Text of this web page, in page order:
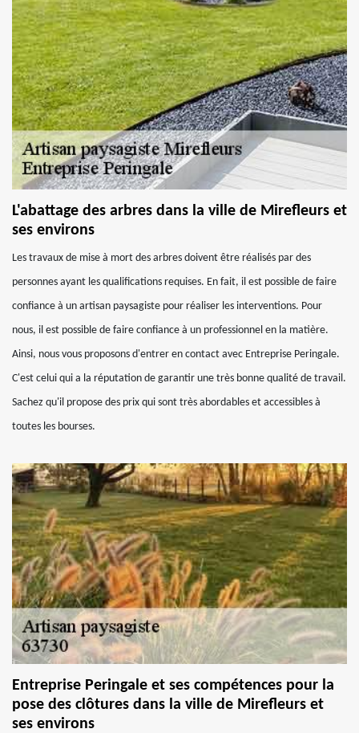
L'abattage des arbres dans la ville de Mirefleurs et
ses environs
Les travaux de mise à mort des arbres doivent être réalisés par des
personnes ayant les qualifications requises. En fait, il est possible de faire
confiance à un artisan paysagiste pour réaliser les interventions. Pour
nous, il est possible de faire confiance à un professionnel en la matière.
Ainsi, nous vous proposons d'entrer en contact avec Entreprise Peringale.
C'est celui qui a la réputation de garantir une très bonne qualité de travail.
Sachez qu'il propose des prix qui sont très abordables et accessibles à
toutes les bourses.
Entreprise Peringale et ses compétences pour la
pose des clôtures dans la ville de Mirefleurs et
ses environs